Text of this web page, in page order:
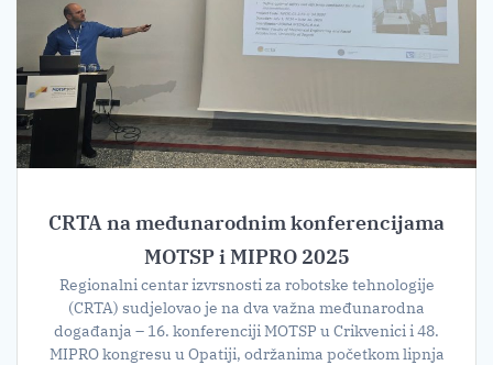
CRTA na međunarodnim konferencijama
MOTSP i MIPRO 2025
Regionalni centar izvrsnosti za robotske tehnologije
(CRTA) sudjelovao je na dva važna međunarodna
događanja – 16. konferenciji MOTSP u Crikvenici i 48.
MIPRO kongresu u Opatiji, održanima početkom lipnja